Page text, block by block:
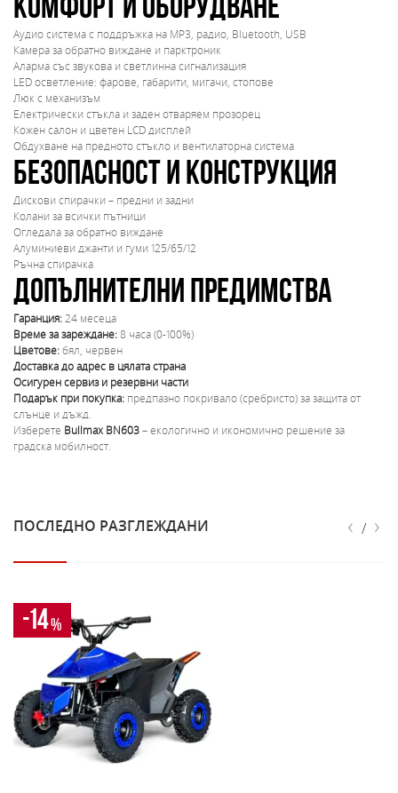
Аудио система с поддръжка на MP3, радио, Bluetooth, USB
Камера за обратно виждане и парктроник
Аларма със звукова и светлинна сигнализация
LED осветление: фарове, габарити, мигачи, стопове
Люк с механизъм
Електрически стъкла и заден отваряем прозорец
Кожен салон и цветен LCD дисплей
Обдухване на предното стъкло и вентилаторна система
Безопасност и конструкция
Дискови спирачки – предни и задни
Колани за всички пътници
Огледала за обратно виждане
Алуминиеви джанти и гуми 125/65/12
Ръчна спирачка
Допълнителни предимства
Гаранция:24 месеца
Време за зареждане:8 часа (0-100%)
Цветове:бял, червен
Доставка до адрес в цялата страна
Осигурен сервиз и резервни части
Подарък при покупка: предпазно покривало (сребристо) за защита от
слънце и дъжд.
Изберете Bullmax BN603– екологично и икономично решение за
градска мобилност.
ПОСЛЕДНО РАЗГЛЕЖДАНИ ‹ / ›
-14%